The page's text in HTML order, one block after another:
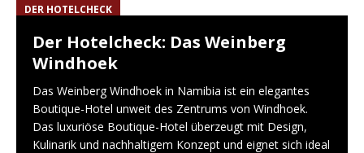
DER HOTELCHECK
Der Hotelcheck: Das Weinberg
Windhoek
Das Weinberg Windhoek in Namibia ist ein elegantes
Boutique-Hotel unweit des Zentrums von Windhoek.
Das luxuriöse Boutique-Hotel überzeugt mit Design,
Kulinarik und nachhaltigem Konzept und eignet sich ideal